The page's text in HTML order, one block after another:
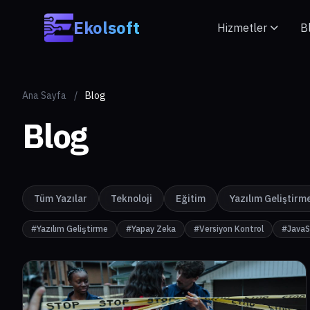
Ekolsoft Hizmetler
Ana Sayfa / Blog
Blog
Tüm Yazılar Teknoloji Eğitim Yazılım
#Yazılım Geliştirme #Yapay Zeka #Versiyon Kontrol